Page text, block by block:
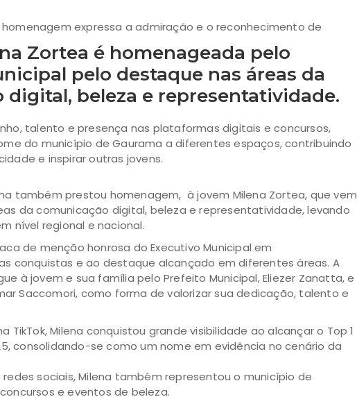
Zortea é homenageada pelo
pelo destaque nas áreas da
digital, beleza e representatividade.
talento e presença nas plataformas digitais e concursos,
do município de Gaurama a diferentes espaços, contribuindo
e inspirar outras jovens.
também prestou homenagem, à jovem Milena Zortea, que vem
da comunicação digital, beleza e representatividade, levando
nível regional e nacional.
de menção honrosa do Executivo Municipal em
conquistas e ao destaque alcançado em diferentes áreas. A
à jovem e sua família pelo Prefeito Municipal, Eliezer Zanatta, e
Saccomori, como forma de valorizar sua dedicação, talento e
TikTok, Milena conquistou grande visibilidade ao alcançar o Top 1
consolidando-se como um nome em evidência no cenário da
sociais, Milena também representou o município de
e eventos de beleza.
homenagem expressa a admiração e o reconhecimento de